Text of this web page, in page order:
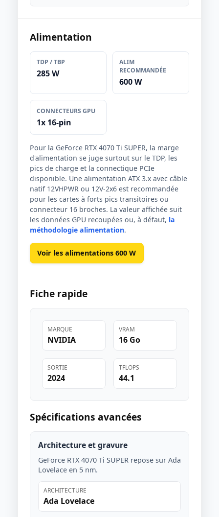
Alimentation
TDP / TBP
285 W
ALIM
RECOMMANDÉE
600 W
CONNECTEURS GPU
1x 16-pin
Pour la GeForce RTX 4070 Ti SUPER, la marge
d'alimentation se juge surtout sur le TDP, les
pics de charge et la connectique PCIe
disponible. Une alimentation ATX 3.x avec câble
natif 12VHPWR ou 12V-2x6 est recommandée
pour les cartes à forts pics transitoires ou
connecteur 16 broches. La valeur affichée suit
les données GPU recoupées ou, à défaut, la
méthodologie alimentation.
Voir les alimentations 600 W
Fiche rapide
MARQUE
NVIDIA
VRAM
16 Go
SORTIE
2024
TFLOPS
44.1
Spécifications avancées
Architecture et gravure
GeForce RTX 4070 Ti SUPER repose sur Ada
Lovelace en 5 nm.
ARCHITECTURE
Ada Lovelace